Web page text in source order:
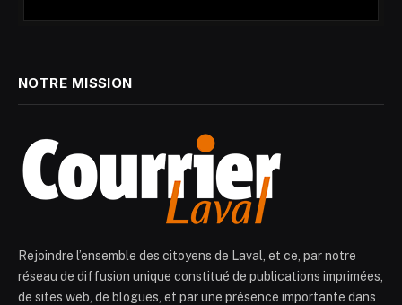
NOTRE MISSION
Rejoindre l’ensemble des citoyens de Laval, et ce, par notre
réseau de diffusion unique constitué de publications imprimées,
de sites web, de blogues, et par une présence importante dans